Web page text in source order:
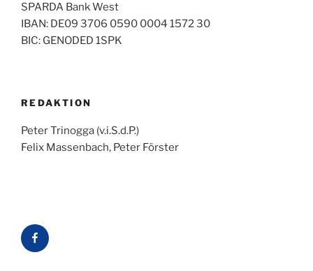
SPARDA Bank West
IBAN: DE09 3706 0590 0004 1572 30
BIC: GENODED 1SPK
REDAKTION
Peter Trinogga (v.i.S.d.P.)
Felix Massenbach, Peter Förster
Facebook